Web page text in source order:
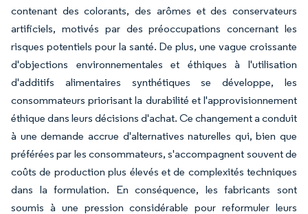
contenant des colorants, des arômes et des conservateurs
artificiels, motivés par des préoccupations concernant les
risques potentiels pour la santé. De plus, une vague croissante
d'objections environnementales et éthiques à l'utilisation
d'additifs alimentaires synthétiques se développe, les
consommateurs priorisant la durabilité et l'approvisionnement
éthique dans leurs décisions d'achat. Ce changement a conduit
à une demande accrue d'alternatives naturelles qui, bien que
préférées par les consommateurs, s'accompagnent souvent de
coûts de production plus élevés et de complexités techniques
dans la formulation. En conséquence, les fabricants sont
soumis à une pression considérable pour reformuler leurs